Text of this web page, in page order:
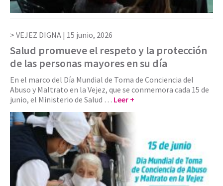
VEJEZ DIGNA | 15 junio, 2026
Salud promueve el respeto y la protección
de las personas mayores en su día
En el marco del Día Mundial de Toma de Conciencia del
Abuso y Maltrato en la Vejez, que se conmemora cada 15 de
junio, el Ministerio de Salud … Leer +